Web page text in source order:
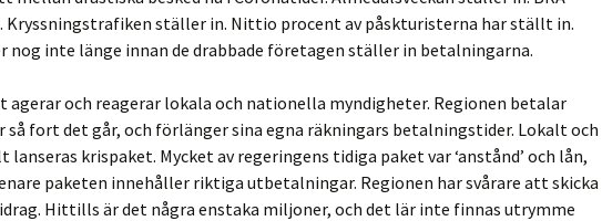
Kryssningstrafiken ställer in. Nittio procent av påskturisterna har ställt in.
nog inte länge innan de drabbade företagen ställer in betalningarna.
agerar och reagerar lokala och nationella myndigheter. Regionen betalar
så fort det går, och förlänger sina egna räkningars betalningstider. Lokalt och
krispaket. Mycket av regeringens tidiga paket var ‘anstånd’ och lån,
paketen innehåller riktiga utbetalningar. Regionen har svårare att skicka
Hittills är det några enstaka miljoner, och det lär inte finnas utrymme